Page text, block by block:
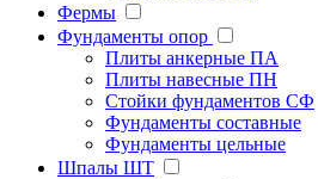
Фермы
Фундаменты опор
Плиты анкерные ПА
Плиты навесные ПН
Стойки фундаментов СФ
Фундаменты составные
Фундаменты цельные
Шпалы ШТ